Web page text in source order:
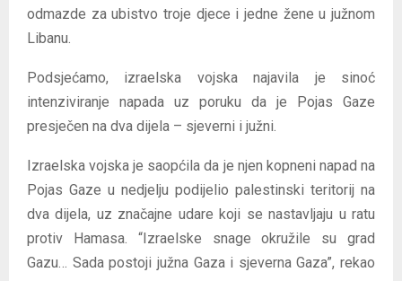
odmazde za ubistvo troje djece i jedne žene u južnom
Libanu.
Podsjećamo, izraelska vojska najavila je sinoć
intenziviranje napada uz poruku da je Pojas Gaze
presječen na dva dijela – sjeverni i južni.
Izraelska vojska je saopćila da je njen kopneni napad na
Pojas Gaze u nedjelju podijelio palestinski teritorij na
dva dijela, uz značajne udare koji se nastavljaju u ratu
protiv Hamasa. “Izraelske snage okružile su grad
Gazu… Sada postoji južna Gaza i sjeverna Gaza”, rekao